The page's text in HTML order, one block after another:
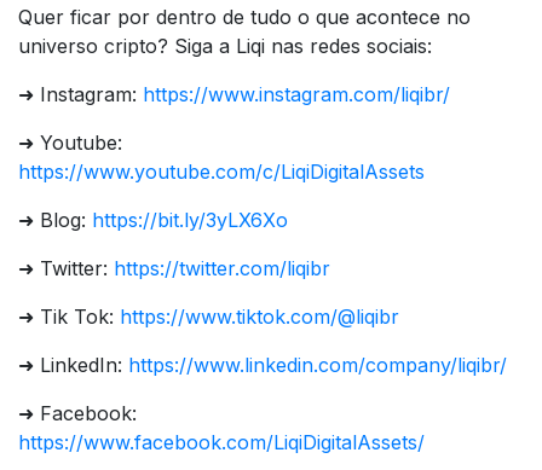
Quer ficar por dentro de tudo o que acontece no
universo cripto? Siga a Liqi nas redes sociais:
➜ Instagram: https://www.instagram.com/liqibr/
➜ Youtube:
https://www.youtube.com/c/LiqiDigitalAssets
➜ Blog: https://bit.ly/3yLX6Xo
➜ Twitter: https://twitter.com/liqibr
➜ Tik Tok: https://www.tiktok.com/@liqibr
➜ LinkedIn: https://www.linkedin.com/company/liqibr/
➜ Facebook:
https://www.facebook.com/LiqiDigitalAssets/